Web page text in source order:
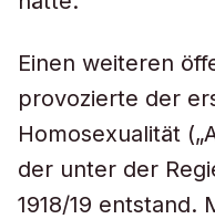
Einen weiteren
provozierte der
Homosexualität
der unter der
1918/19 entstand.